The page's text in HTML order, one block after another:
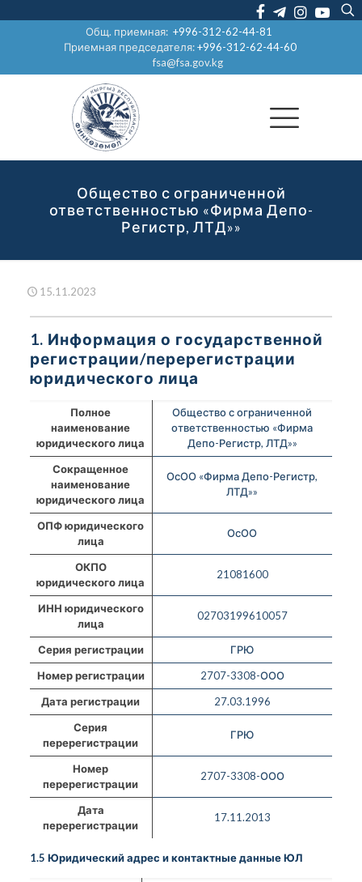
Общ. приемная:+996-312-62-44-81
Приемная председателя:+996-312-62-44-60
fsa@fsa.gov.kg
Общество с ограниченной
ответственностью «Фирма Депо-
Регистр, ЛТД»»
15.11.2023
1. Информация о государственной
регистрации/перерегистрации
юридического лица
Полное
наименование
юридического лица
Общество с ограниченной
ответственностью «Фирма
Депо-Регистр, ЛТД»»
Сокращенное
наименование
юридического лица
ОсОО «Фирма Депо-Регистр,
ЛТД»»
ОПФ юридического
лица
ОсОО
ОКПО
юридического лица
21081600
ИНН юридического
лица
02703199610057
Серия регистрации
ГРЮ
Номер регистрации
2707-3308-ООО
Дата регистрации
27.03.1996
Серия
перерегистрации
ГРЮ
Номер
перерегистрации
2707-3308-ООО
Дата
перерегистрации
17.11.2013
1.5 Юридический адрес и контактные данные ЮЛ